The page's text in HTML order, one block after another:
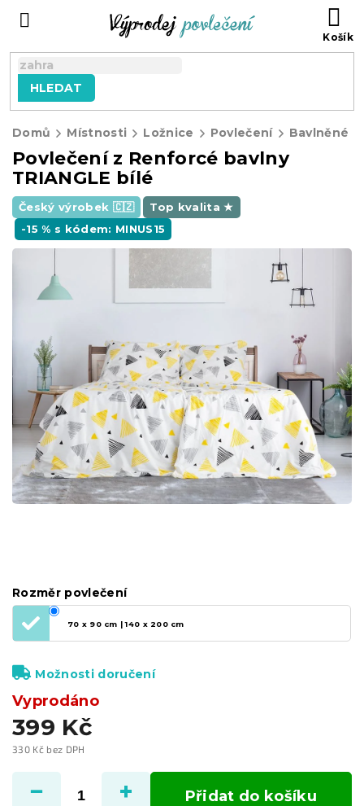
HLEDAT
Domů Místnosti Ložnice Povlečení Bavlněné
Povlečení z Renforcé bavlny
TRIANGLE bílé
Český výrobek 🇨🇿
Top kvalita ★
-15 % s kódem: MINUS15
399 Kč
330 Kč bez DPH
cena:
Vyprodáno
Rozměr povlečení
70 x 90 cm | 140 x 200 cm
Možnosti doručení
Přidat do košíku